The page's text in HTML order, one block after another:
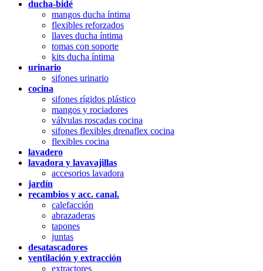
ducha-bidé
mangos ducha íntima
flexibles reforzados
llaves ducha íntima
tomas con soporte
kits ducha íntima
urinario
sifones urinario
cocina
sifones rígidos plástico
mangos y rociadores
válvulas roscadas cocina
sifones flexibles drenaflex cocina
flexibles cocina
lavadero
lavadora y lavavajillas
accesorios lavadora
jardín
recambios y acc. canal.
calefacción
abrazaderas
tapones
juntas
desatascadores
ventilación y extracción
extractores